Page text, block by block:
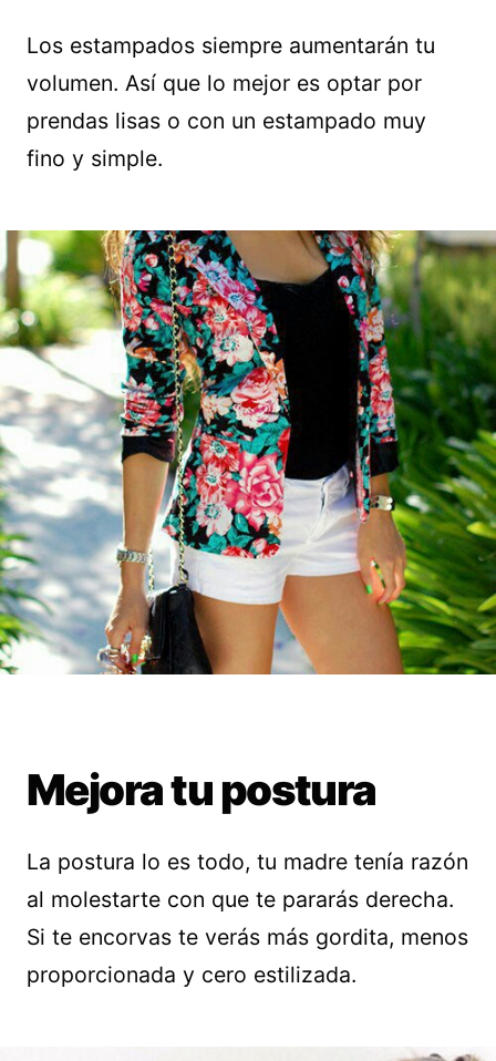
Los estampados siempre aumentarán tu
volumen. Así que lo mejor es optar por
prendas lisas o con un estampado muy
fino y simple.
Mejora tu postura
La postura lo es todo, tu madre tenía razón
al molestarte con que te pararás derecha.
Si te encorvas te verás más gordita, menos
proporcionada y cero estilizada.